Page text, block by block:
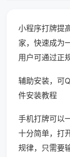
小程序打牌提
家，快速成为
用户可通过正
辅助安装，可
件安装教程
手机打牌可以
十分简单，打
规律，只需要